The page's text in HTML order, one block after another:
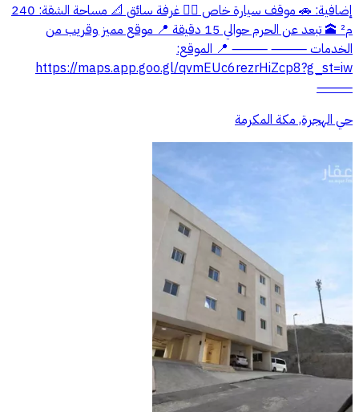
إضافية: 🚗 موقف سيارة خاص 👨‍✈️ غرفة سائق 📐 مساحة الشقة: 240
م² 🕋 تبعد عن الحرم حوالي 15 دقيقة 📍 موقع مميز وقريب من
الخدمات ⸻ ⸻ 📍 الموقع:
https://maps.app.goo.gl/qvmEUc6rezrHiZcp8?g_st=iw
⸻
حي الهجرة, مكة المكرمة